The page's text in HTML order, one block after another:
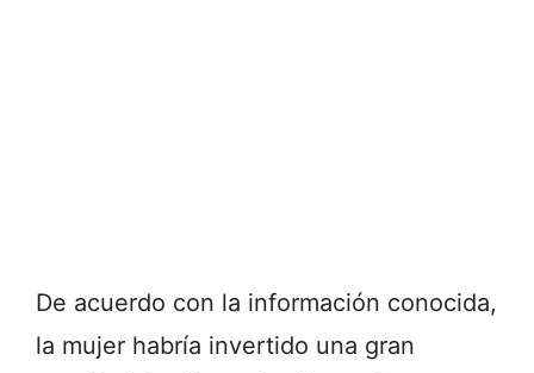
De acuerdo con la información conocida,
la mujer habría invertido una gran